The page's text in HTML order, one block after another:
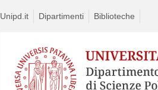
Unipd.it Dipartimenti Biblioteche